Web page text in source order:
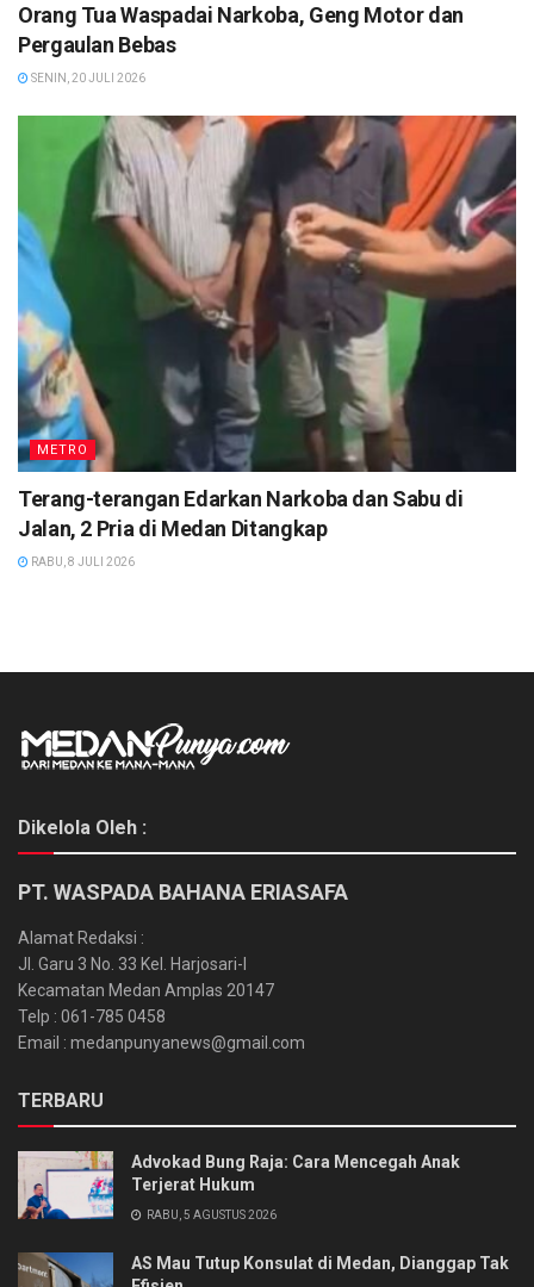
Orang Tua Waspadai Narkoba, Geng Motor dan
Pergaulan Bebas
SENIN, 20 JULI 2026
METRO
Terang-terangan Edarkan Narkoba dan Sabu di
Jalan, 2 Pria di Medan Ditangkap
RABU, 8 JULI 2026
Dikelola Oleh :
PT. WASPADA BAHANA ERIASAFA
Alamat Redaksi :
Jl. Garu 3 No. 33 Kel. Harjosari-I
Kecamatan Medan Amplas 20147
Telp : 061-785 0458
Email : medanpunyanews@gmail.com
TERBARU
Advokad Bung Raja: Cara Mencegah Anak
Terjerat Hukum
RABU, 5 AGUSTUS 2026
AS Mau Tutup Konsulat di Medan, Dianggap Tak